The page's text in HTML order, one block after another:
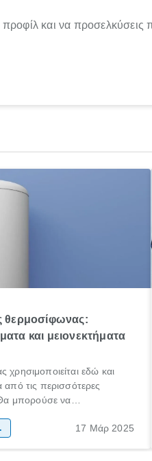
και να προσελκύσεις
θερμοσίφωνας:
και μειονεκτήματα
χρησιμοποιείται εδώ και
από τις περισσότερες
Θα μπορούσε να
αλλά σίγουρα είναι η
17 Μάρ 2025